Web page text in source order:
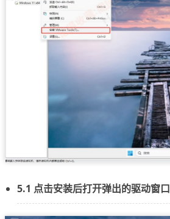
5.1 点击安装后打开弹出的驱动窗口